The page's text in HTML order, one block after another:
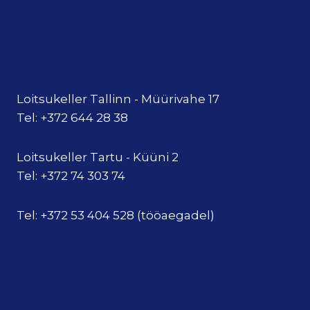
Loitsukeller Tallinn - Müürivahe 17
Tel: +372 644 28 38
Loitsukeller Tartu - Küüni 2
Tel: +372 74 303 74
Tel: +372 53 404 528 (tööaegadel)